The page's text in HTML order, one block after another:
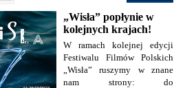
„Wisła” popłynie w
kolejnych krajach!
W ramach kolejnej edycji
Festiwalu Filmów Polskich
„Wisła” ruszymy w znane
nam strony: do